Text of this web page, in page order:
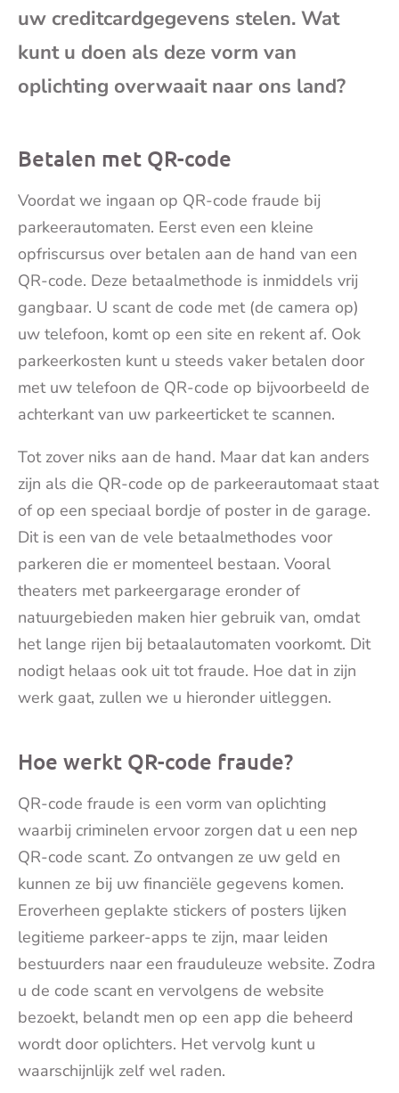
uw creditcardgegevens stelen. Wat
kunt u doen als deze vorm van
oplichting overwaait naar ons land?
Betalen met QR-code
Voordat we ingaan op QR-code fraude bij
parkeerautomaten. Eerst even een kleine
opfriscursus over betalen aan de hand van een
QR-code. Deze betaalmethode is inmiddels vrij
gangbaar. U scant de code met (de camera op)
uw telefoon, komt op een site en rekent af. Ook
parkeerkosten kunt u steeds vaker betalen door
met uw telefoon de QR-code op bijvoorbeeld de
achterkant van uw parkeerticket te scannen.
Tot zover niks aan de hand. Maar dat kan anders
zijn als die QR-code op de parkeerautomaat staat
of op een speciaal bordje of poster in de garage.
Dit is een van de vele betaalmethodes voor
parkeren die er momenteel bestaan. Vooral
theaters met parkeergarage eronder of
natuurgebieden maken hier gebruik van, omdat
het lange rijen bij betaalautomaten voorkomt. Dit
nodigt helaas ook uit tot fraude. Hoe dat in zijn
werk gaat, zullen we u hieronder uitleggen.
Hoe werkt QR-code fraude?
QR-code fraude is een vorm van oplichting
waarbij criminelen ervoor zorgen dat u een nep
QR-code scant. Zo ontvangen ze uw geld en
kunnen ze bij uw financiële gegevens komen.
Eroverheen geplakte stickers of posters lijken
legitieme parkeer-apps te zijn, maar leiden
bestuurders naar een frauduleuze website. Zodra
u de code scant en vervolgens de website
bezoekt, belandt men op een app die beheerd
wordt door oplichters. Het vervolg kunt u
waarschijnlijk zelf wel raden.